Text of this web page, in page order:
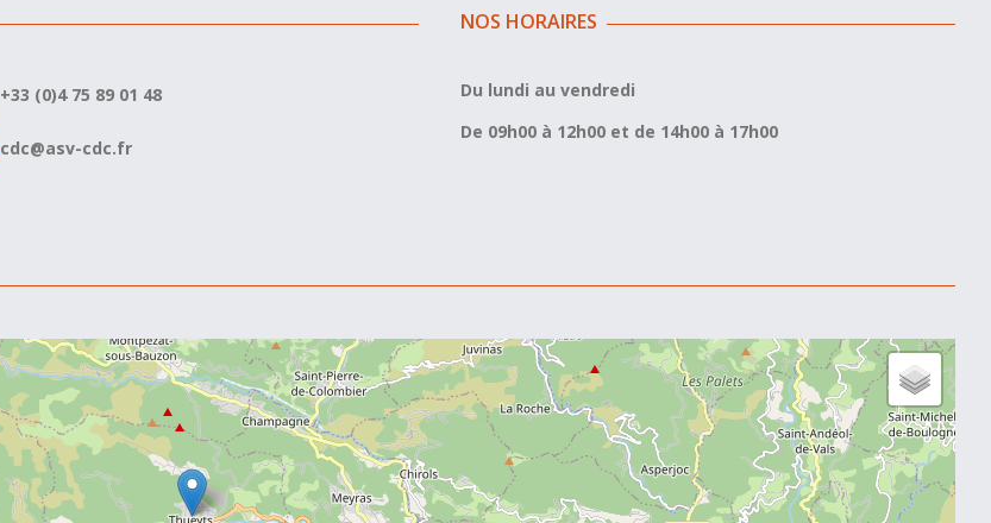
+33 (0)4 75 89 01 48
cdc@asv-cdc.fr
NOS HORAIRES
Du lundi au vendredi
De 09h00 à 12h00 et de 14h00 à 17h00